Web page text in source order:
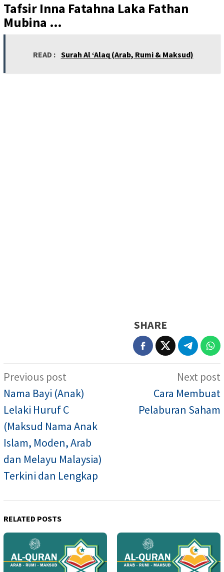
Tafsir Inna Fatahna Laka Fathan
Mubina …
READ : Surah Al ‘Alaq (Arab, Rumi & Maksud)
SHARE
Post
navigation
Previous post
Nama Bayi (Anak)
Lelaki Huruf C
(Maksud Nama Anak
Islam, Moden, Arab
dan Melayu Malaysia)
Terkini dan Lengkap
Next post
Cara Membuat
Pelaburan Saham
RELATED POSTS